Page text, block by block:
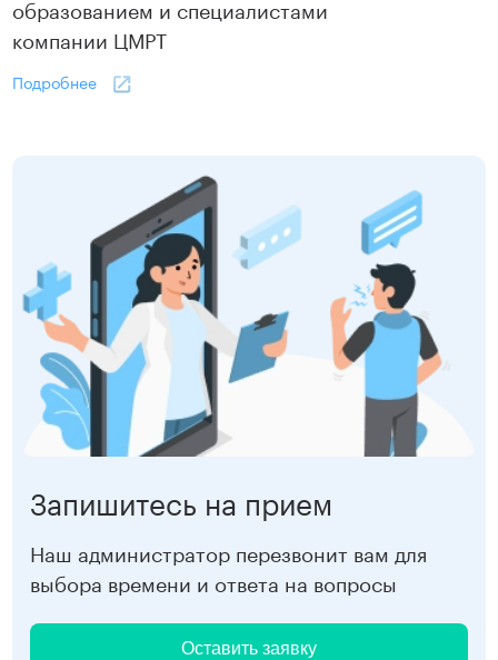
образованием и специалистами
компании ЦМРТ
Подробнее
Запишитесь на прием
Наш администратор перезвонит вам для
выбора времени и ответа на вопросы
Оставить заявку